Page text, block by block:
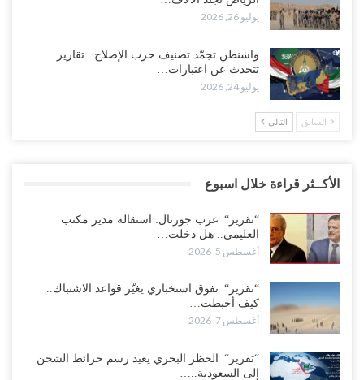
يوليو 26, 2026
واشنطن تجمّد تصنيف حزب الإصلاح.. تقارير
تتحدث عن اعتبارات…
يوليو 24, 2026
السابق التالي
الأكــثر قراءة خلال اسبوع
“تقرير“| عرب جورنال: استقالة مدير مكتب
العليمي.. هل دخلت…
أغسطس 5, 2026
“تقرير“| تفوق استخباري يغيّر قواعد الاشتباك..
كيف أحبطت…
أغسطس 7, 2026
“تقرير“| الحظر البحري يعيد رسم خرائط الشحن
إلى السعودية..…